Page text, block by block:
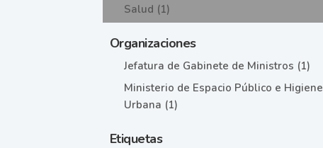
Salud (1)
Organizaciones
Jefatura de Gabinete de Ministros (1)
Ministerio de Espacio Público e Higiene
Urbana (1)
Etiquetas